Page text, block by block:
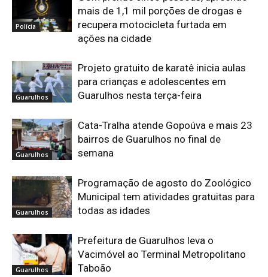
Polícia
mais de 1,1 mil porções de drogas e
recupera motocicleta furtada em
ações na cidade
Guarulhos
Projeto gratuito de karatê inicia aulas
para crianças e adolescentes em
Guarulhos nesta terça-feira
Guarulhos
Cata-Tralha atende Gopoúva e mais 23
bairros de Guarulhos no final de
semana
Guarulhos
Programação de agosto do Zoológico
Municipal tem atividades gratuitas para
todas as idades
Guarulhos
Prefeitura de Guarulhos leva o
Vacimóvel ao Terminal Metropolitano
Taboão